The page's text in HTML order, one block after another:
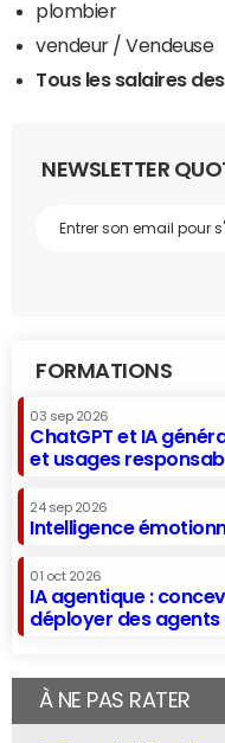
plombier
vendeur / Vendeuse
Tous les salaires
NEWSLETTER
FORMATIONS
03 sep 2026
ChatGPT et IA
et usages
24 sep 2026
Intelligence
01 oct 2026
IA agentique :
déployer des
À NE PAS RATER